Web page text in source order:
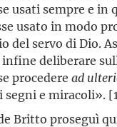
usati sempre e
usato in modo
del servo di Dio.
deliberare
procedere ad
e miracoli».
Britto proseguì